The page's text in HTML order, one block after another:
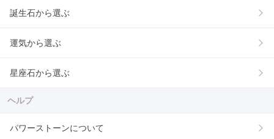
誕生石から選ぶ
運気から選ぶ
星座石から選ぶ
ヘルプ
パワーストーンについて